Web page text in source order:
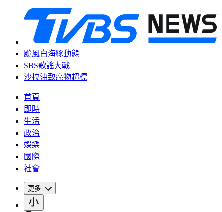
颱風白海豚動態
SBS歌謠大戰
沙拉油致癌物超標
首頁
即時
生活
政治
娛樂
國際
社會
更多